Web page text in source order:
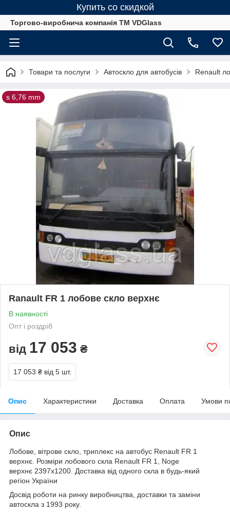
Купить со скидкой
Торгово-виробнича компанія ТМ VDGlass
Товари та послуги Автоскло для автобуcів Renault
s 6,76 mm
Ranault FR 1 лобове скло верхнє
В наявності
Опт і роздріб
від 17 053 ₴
17 053 ₴ від 5 шт.
Опис Характеристики Доставка Оплата Умови
Опис
Лобове, вітрове скло, триплекс на автобус Renault FR 1
верхнє. Розміри лобового скла Renault FR 1, Noge
верхнє 2397х1200. Доставка від одного скла в будь-який
регіон України
Досвід роботи на ринку виробництва, доставки та заміни
автоскла з 1993 року.